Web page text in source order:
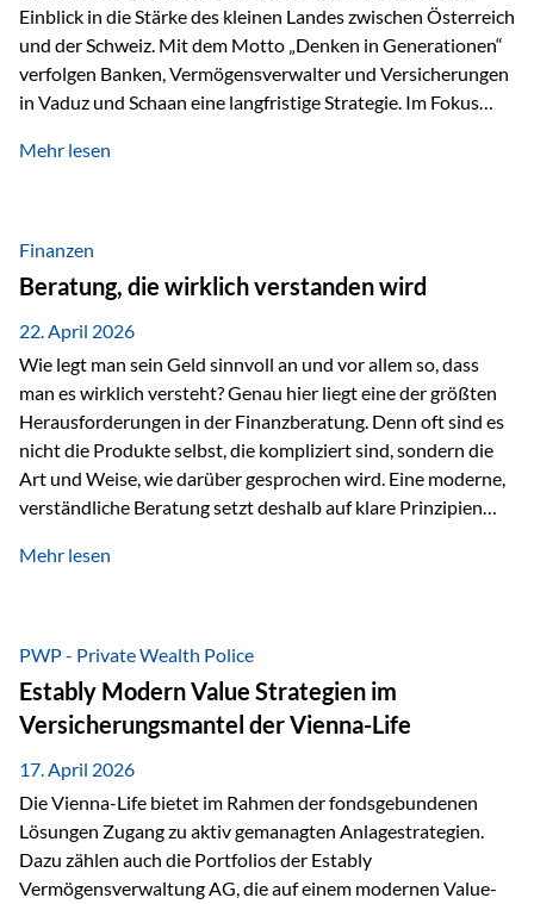
Einblick in die Stärke des kleinen Landes zwischen Österreich
und der Schweiz. Mit dem Motto „Denken in Generationen“
verfolgen Banken, Vermögensverwalter und Versicherungen
in Vaduz und Schaan eine langfristige Strategie. Im Fokus
Marktzugang Liechtenstein hat sich in den letzten Jahren zu
verfügbaren Kennzahlen (Stand Ende 2024, veröffentlicht
2025/2026)…
Mehr lesen
Finanzen
Beratung, die wirklich verstanden wird
22. April 2026
Wie legt man sein Geld sinnvoll an und vor allem so, dass
man es wirklich versteht? Genau hier liegt eine der größten
Herausforderungen in der Finanzberatung. Denn oft sind es
nicht die Produkte selbst, die kompliziert sind, sondern die
Art und Weise, wie darüber gesprochen wird. Eine moderne,
verständliche Beratung setzt deshalb auf klare Prinzipien
fünf zentrale Faktoren: eine saubere Struktur, breite
diesem Thema liefern unter anderem die praxisnahen
Ansätze von Finanzexperte Klaus Rost, der seit vielen Jahren
für eine verständliche und…
Mehr lesen
PWP - Private Wealth Police
Estably Modern Value Strategien im
Versicherungsmantel der Vienna-Life
17. April 2026
Die Vienna-Life bietet im Rahmen der fondsgebundenen
Lösungen Zugang zu aktiv gemanagten Anlagestrategien.
Dazu zählen auch die Portfolios der Estably
Vermögensverwaltung AG, die auf einem modernen Value-